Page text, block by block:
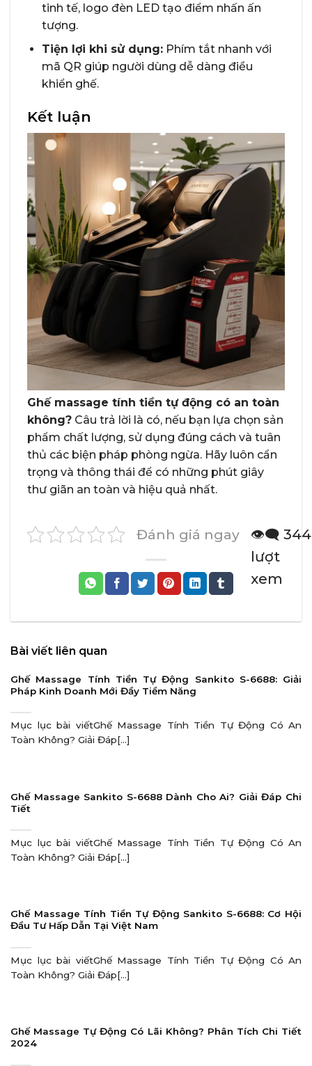
tinh tế, logo đèn LED tạo điểm nhấn ấn
tượng.
Tiện lợi khi sử dụng:Phím tắt nhanh với
mã QR giúp người dùng dễ dàng điều
khiển ghế.
Kết luận
Ghế massage tính tiền tự động có an toàn
không? Câu trả lời là có, nếu bạn lựa chọn sản
phẩm chất lượng, sử dụng đúng cách và tuân
thủ các biện pháp phòng ngừa. Hãy luôn cẩn
trọng và thông thái để có những phút giây
thư giãn an toàn và hiệu quả nhất.
Đánh giá ngay
👁️‍🗨️ 344
lượt
xem
Bài viết liên quan
Ghế Massage Tính Tiền Tự Động Sankito S-6688: Giải
Pháp Kinh Doanh Mới Đầy Tiềm Năng
Mục lục bài viếtGhế Massage Tính Tiền Tự Động Có An
Toàn Không? Giải Đáp[...]
Ghế Massage Sankito S-6688 Dành Cho Ai? Giải Đáp Chi
Tiết
Mục lục bài viếtGhế Massage Tính Tiền Tự Động Có An
Toàn Không? Giải Đáp[...]
Ghế Massage Tính Tiền Tự Động Sankito S-6688: Cơ Hội
Đầu Tư Hấp Dẫn Tại Việt Nam
Mục lục bài viếtGhế Massage Tính Tiền Tự Động Có An
Toàn Không? Giải Đáp[...]
Ghế Massage Tự Động Có Lãi Không? Phân Tích Chi Tiết
2024